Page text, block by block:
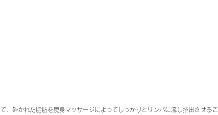
、砕かれた脂肪を痩身マッサージによってしっかりとリンパに流し排出させるこ